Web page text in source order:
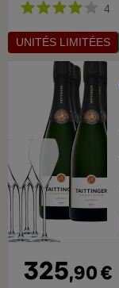
4
UNITÉS LIMITÉES
325,90€